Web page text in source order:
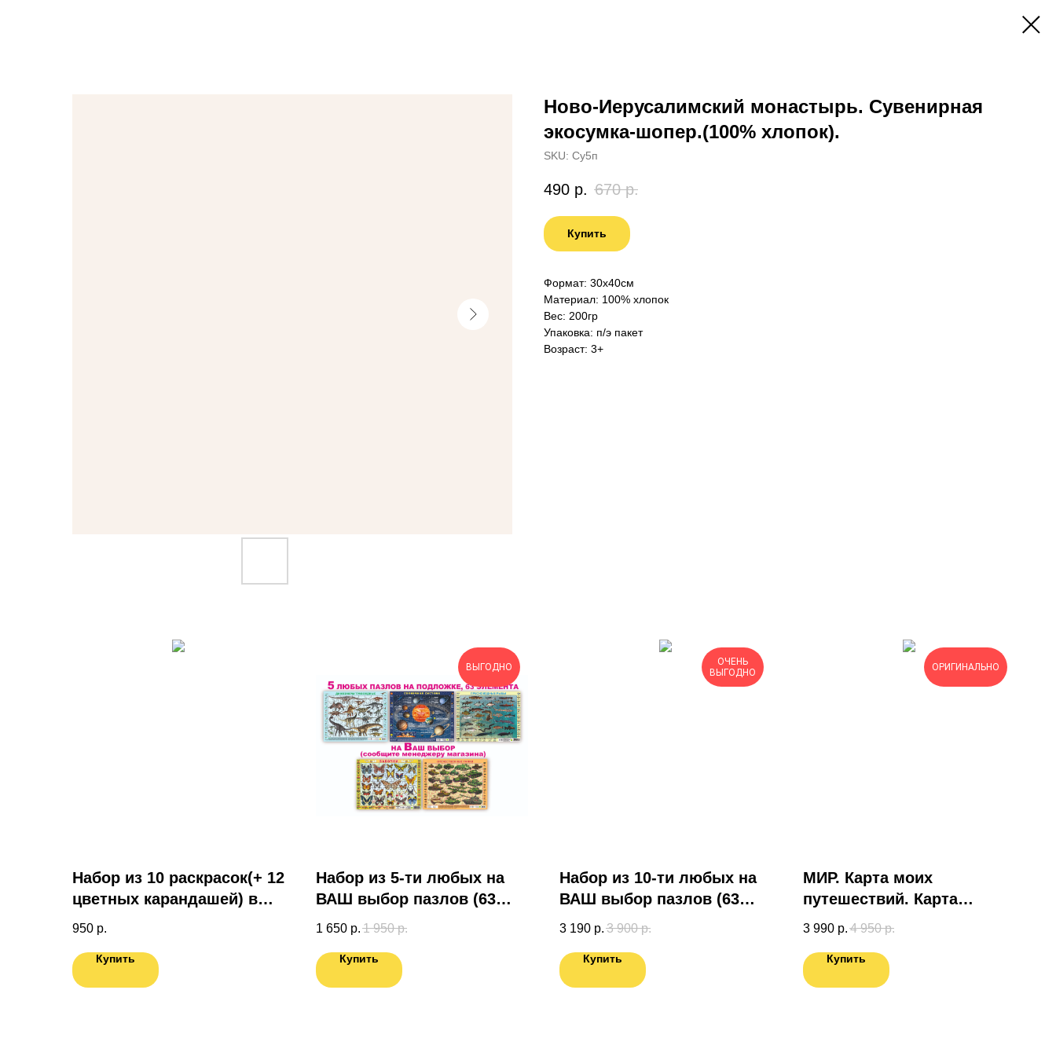
Ново-Иерусалимский монастырь. Сувенирная
экосумка-шопер.(100% хлопок).
SKU: Су5п
490 р. 670 р.
Купить
Формат: 30х40см
Материал: 100% хлопок
Вес: 200гр
Упаковка: п/э пакет
Возраст: 3+
Набор из 10 раскрасок(+ 12
цветных карандашей) в
подарочной коробке
950 р.
Купить
ВЫГОДНО
Набор из 5-ти любых на
ВАШ выбор пазлов (63
эл.)
1 650 р. 1 950 р.
Купить
ОЧЕНЬ
ВЫГОДНО
Набор из 10-ти любых на
ВАШ выбор пазлов (63
эл.)
3 190 р. 3 900 р.
Купить
ОРИГИНАЛЬНО
МИР. Карта моих
путешествий. Карта
подготовленная
Карта России в ПОДАРОК
3 990 р. 4 950 р.
Купить